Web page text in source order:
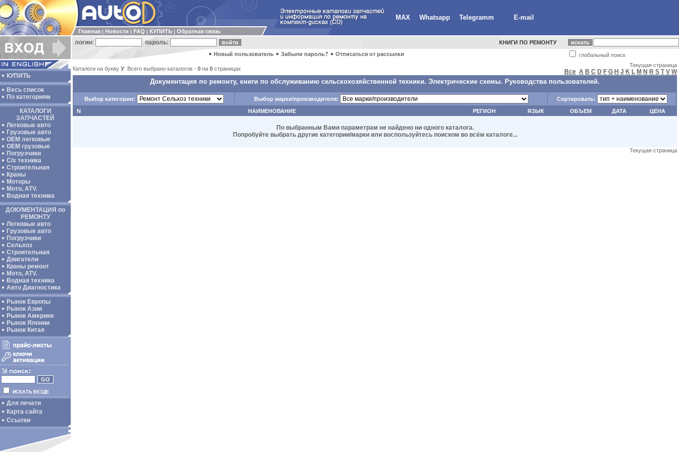
MAX Whatsapp Telegramm E-mail
Главная Новости FAQ КУПИТЬ Обратная связь
логин: пароль: КНИГИ ПО РЕМОНТУ
глобальный поиск
Новый пользователь Забыли пароль? Отписаться от рассылки
КУПИТЬ
Весь список
По категориям
КАТАЛОГИ
ЗАПЧАСТЕЙ
Легковые авто
Грузовые авто
ОЕМ легковые
OEM грузовые
Погрузчики
С/х техника
Строительная
Краны
Моторы
Мото, ATV.
Водная техника
ДОКУМЕНТАЦИЯ по
РЕМОНТУ
Легковые авто
Грузовые авто
Погрузчики
Сельхоз
Строительная
Двигатели
Краны ремонт
Мото, ATV.
Водная техника
Авто Диагностика
Рынок Европы
Рынок Азии
Рынок Америки
Рынок Японии
Рынок Китая
ИСКАТЬ ВЕЗДЕ
Для печати
Карта сайта
Ссылки
Каталоги на букву У . Всего выбрано каталогов - 0 на 0 страницах
Текущая страница
Все A B C D F G H J K L M N R S T V W
Документация по ремонту, книги по обслуживанию сельскохозяйственной техники. Электрические схемы. Руководства пользователей.
Выбор категории: Выбор марки/производителя:
Сортировать:
N
НАИМЕНОВАНИЕ РЕГИОН ЯЗЫК ОБЪЕМ ДАТА ЦЕНА
По выбранным Вами параметрам не найдено ни одного каталога.
Попробуйте выбрать другие категории/марки или воспользуйтесь поиском во всём каталоге...
Текущая страница